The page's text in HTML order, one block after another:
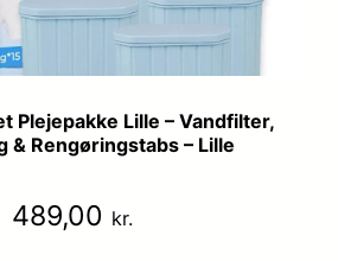
Plejepakke Lille – Vandfilter,
& Rengøringstabs – Lille
489,00 kr.